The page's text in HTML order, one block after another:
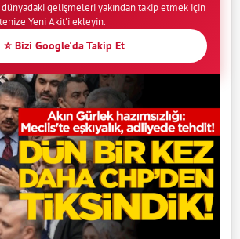
gelişmeleri yakından takip etmek için
Yeni Akit'i ekleyin.
⭐ Bizi Google'da Takip Et